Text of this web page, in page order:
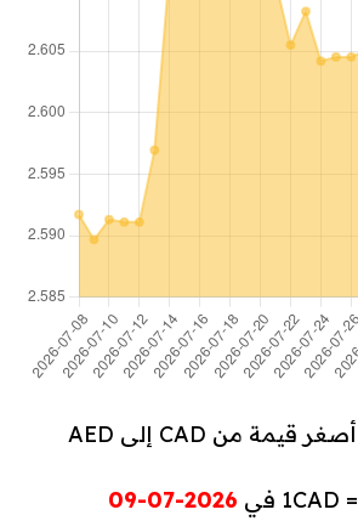
خلال هذه الفترة، أصغر قيمة من CAD إلى AED
1CAD =
2026-07-09